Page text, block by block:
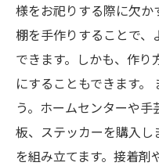
様をお祀りする際に欠
棚を手作りすることで
できます。しかも、作
にすることもできます。
う。ホームセンターや
板、ステッカーを購入し
を組み立てます。接着